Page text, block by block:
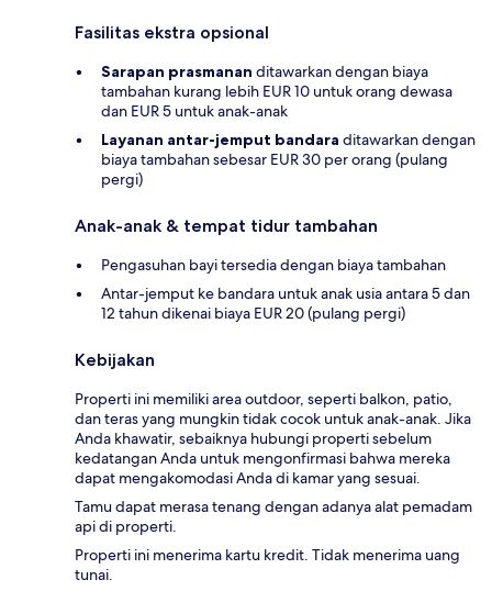
Fasilitas ekstra opsional
Sarapan prasmanan ditawarkan dengan biaya
tambahan kurang lebih EUR 10 untuk orang dewasa
dan EUR 5 untuk anak-anak
Layanan antar-jemput bandara ditawarkan dengan
biaya tambahan sebesar EUR 30 per orang (pulang
pergi)
Anak-anak & tempat tidur tambahan
Pengasuhan bayi tersedia dengan biaya tambahan
Antar-jemput ke bandara untuk anak usia antara 5 dan
12 tahun dikenai biaya EUR 20 (pulang pergi)
Kebijakan
Properti ini memiliki area outdoor, seperti balkon, patio,
dan teras yang mungkin tidak cocok untuk anak-anak. Jika
Anda khawatir, sebaiknya hubungi properti sebelum
kedatangan Anda untuk mengonfirmasi bahwa mereka
dapat mengakomodasi Anda di kamar yang sesuai.
Tamu dapat merasa tenang dengan adanya alat pemadam
api di properti.
Properti ini menerima kartu kredit. Tidak menerima uang
tunai.